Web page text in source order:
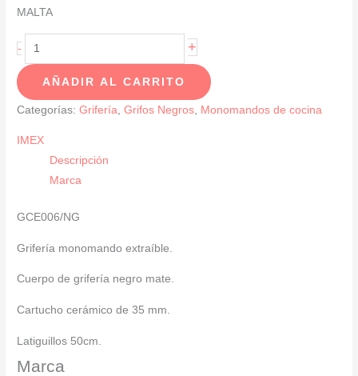
MALTA
-
Grifería
De
Cocina
Monomando
Negro
SERIE
cantidad
+
AÑADIR AL CARRITO
Categorías:Grifería ,Grifos Negros Monomandos de cocina
IMEX
Descripción
Marca
GCE006/NG
Grifería monomando extraíble.
Cuerpo de grifería negro mate.
Cartucho cerámico de 35 mm.
Latiguillos 50cm.
Marca